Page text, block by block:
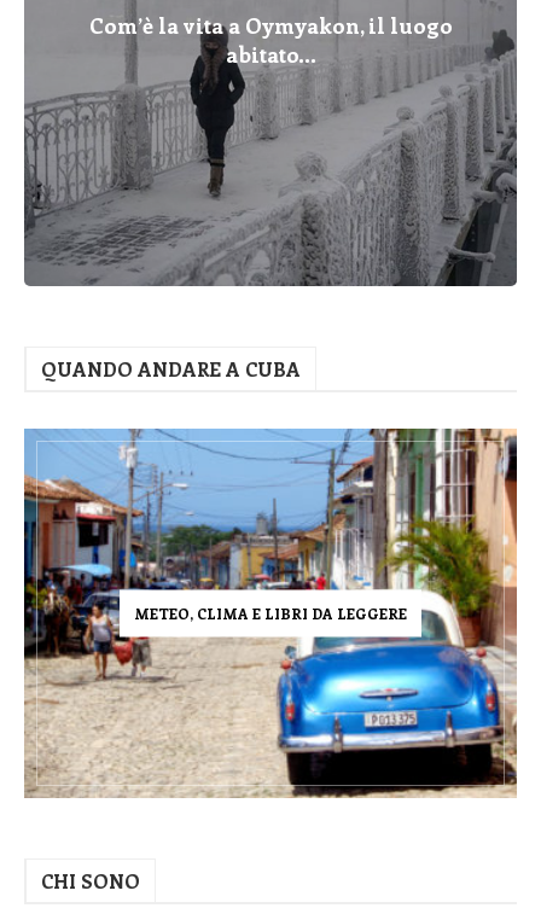
Com’è la vita a Oymyakon, il luogo
abitato...
QUANDO ANDARE A CUBA
METEO, CLIMA E LIBRI DA LEGGERE
CHI SONO